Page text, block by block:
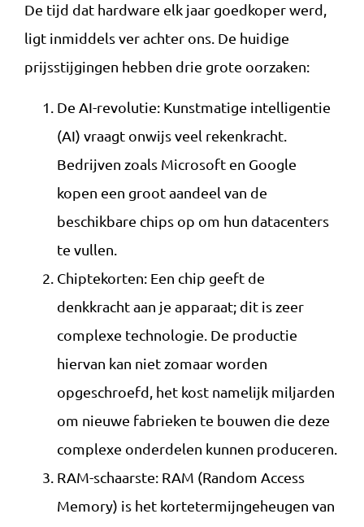
De tijd dat hardware elk jaar goedkoper werd,
ligt inmiddels ver achter ons. De huidige
prijsstijgingen hebben drie grote oorzaken:
De AI-revolutie: Kunstmatige intelligentie
(AI) vraagt onwijs veel rekenkracht.
Bedrijven zoals Microsoft en Google
kopen een groot aandeel van de
beschikbare chips op om hun datacenters
te vullen.
Chiptekorten: Een chip geeft de
denkkracht aan je apparaat; dit is zeer
complexe technologie. De productie
hiervan kan niet zomaar worden
opgeschroefd, het kost namelijk miljarden
om nieuwe fabrieken te bouwen die deze
complexe onderdelen kunnen produceren.
RAM-schaarste: RAM (Random Access
Memory) is het kortetermijngeheugen van